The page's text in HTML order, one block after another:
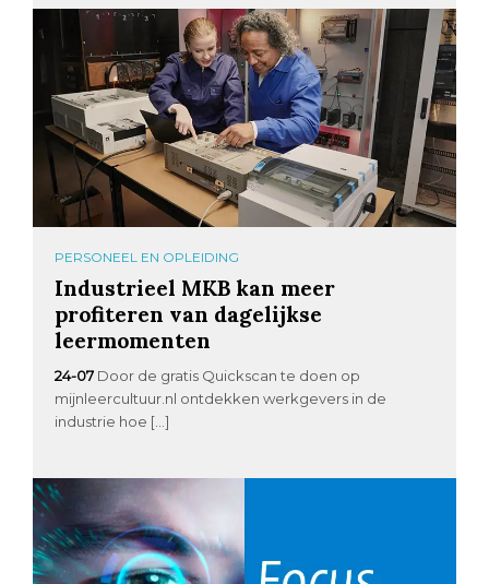
PERSONEEL EN OPLEIDING
Industrieel MKB kan meer
profiteren van dagelijkse
leermomenten
24-07 Door de gratis Quickscan te doen op
mijnleercultuur.nl ontdekken werkgevers in de
industrie hoe […]